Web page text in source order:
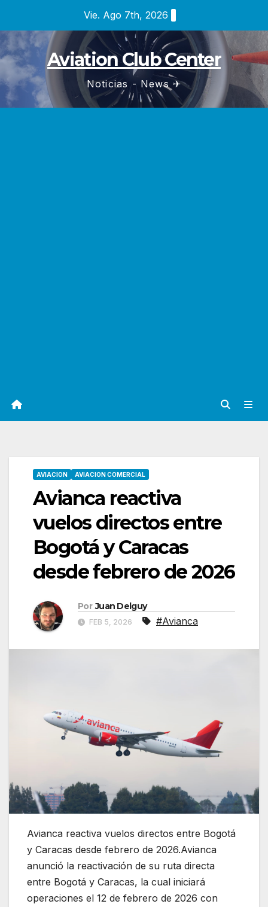
contenido
Vie. Ago 7th, 2026
Aviation Club Center
Noticias - News ✈
AVIACION AVIACION COMERCIAL
Avianca reactiva
vuelos directos entre
Bogotá y Caracas
desde febrero de 2026
Por Juan Delguy
FEB 5, 2026 #Avianca
Avianca reactiva vuelos directos entre Bogotá
y Caracas desde febrero de 2026.Avianca
anunció la reactivación de su ruta directa
entre Bogotá y Caracas, la cual iniciará
operaciones el 12 de febrero de 2026 con